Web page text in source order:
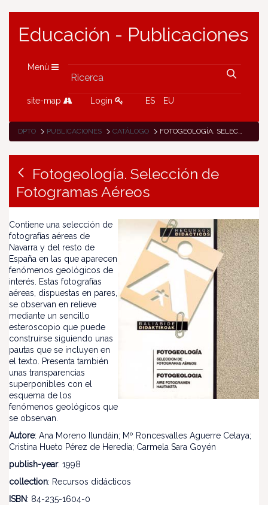
Educación - Publicaciones
Menù
site-map Login ES EU
DPTO PUBLICACIONES CATÁLOGO FOTOGEOLOGÍA. SELECCIÓN DE FOTOGRAMAS AÉREOS
Fotogeología. Selección de
Fotogramas Aéreos
Contiene una selección de
fotografías aéreas de
Navarra y del resto de
España en las que aparecen
fenómenos geológicos de
interés. Estas fotografías
aéreas, dispuestas en pares,
se observan en relieve
mediante un sencillo
esteroscopio que puede
construirse siguiendo unas
pautas que se incluyen en
el texto. Presenta también
unas transparencias
superponibles con el
esquema de los
fenómenos geológicos que
se observan.
Autore: Ana Moreno Ilundáin; Mº Roncesvalles Aguerre Celaya;
Cristina Hueto Pérez de Heredia; Carmela Sara Goyén
publish-year: 1998
collection: Recursos didácticos
ISBN: 84-235-1604-0